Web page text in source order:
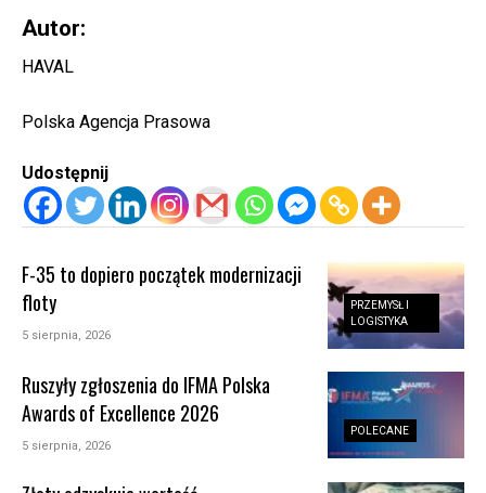
Autor:
HAVAL
Polska Agencja Prasowa
Udostępnij
PRZEMYSŁ I
LOGISTYKA
F-35 to dopiero początek modernizacji
floty
5 sierpnia, 2026
POLECANE
Ruszyły zgłoszenia do IFMA Polska
Awards of Excellence 2026
5 sierpnia, 2026